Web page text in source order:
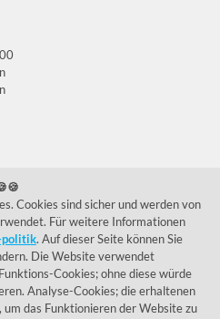
Cookies sind sicher und werden von
Für weitere Informationen
politik. Auf dieser Seite können Sie
Die Website verwendet
Cookies; ohne diese würde
Analyse-Cookies; die erhaltenen
das Funktionieren der Website zu